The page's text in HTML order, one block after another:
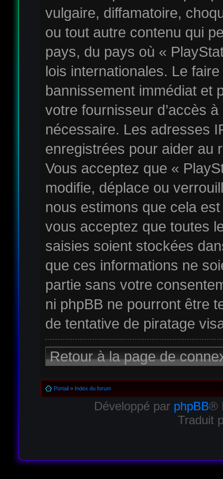
vulgaire, diffamatoire,
ou tout autre contenu qui
pays, du pays où «
lois internationales. Le
bannissement immédiat et
votre fournisseur d’accès
nécessaire. Les adresses
enregistrées pour aider au
Vous acceptez que «
modifie, déplace ou
nous estimons que cela
vous acceptez que toutes
saisies soient stockées
que ces informations ne
partie sans votre
ni phpBB ne pourront être
de tentative de piratage
Retour à la page de
Portail» Index du forum
Développé par phpBB®
Traduit